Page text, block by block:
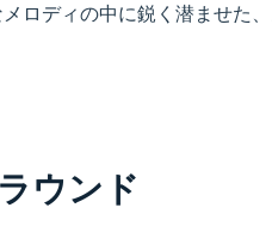
ロディの中に鋭く潜ませた、
ウンド